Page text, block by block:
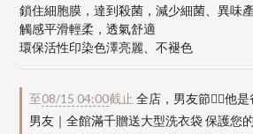
鎖住細胞膜，達到殺菌，減少細菌、異味
觸感平滑輕柔，透氣舒適
環保活性印染色澤亮麗、不褪色
至08/15 04:00截止 全店，男友節👱‍♂️他
男友｜全館滿千贈送大型洗衣袋 保護您